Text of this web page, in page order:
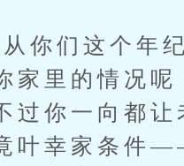
这个年纪
家里的情况
过你一向都
叶幸家条件